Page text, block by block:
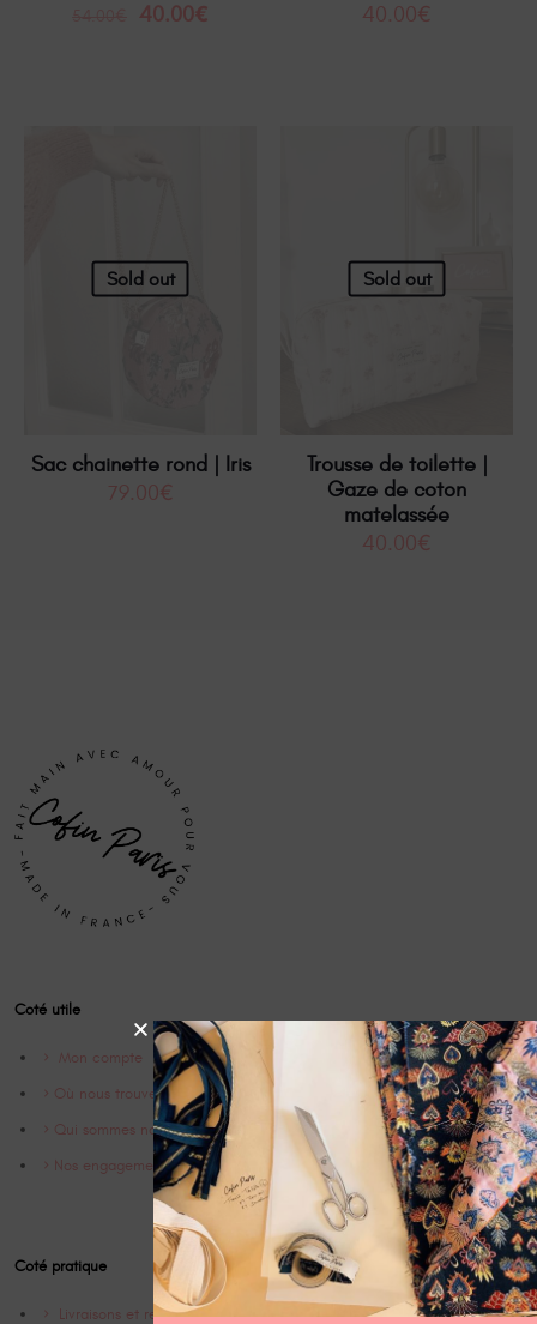
40.00€
40.00€
Sold out
Sac chainette rond | Iris
79.00€
Sold out
Trousse de toilette |
Gaze de coton
matelassée
40.00€
Coté utile
Mon compte
Où nous trouver
Qui sommes nous ?
Nos engagements
Coté pratique
Livraisons et retrours